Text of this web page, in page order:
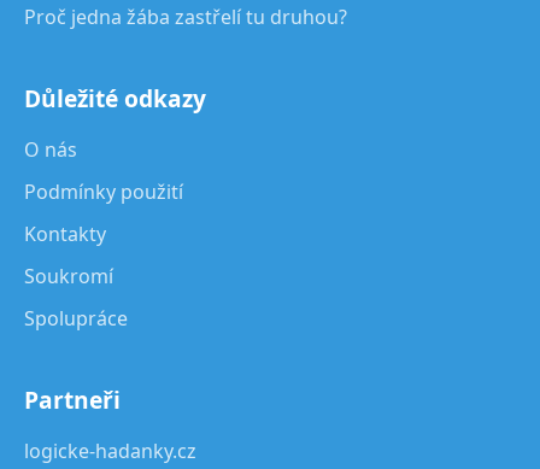
Proč jedna žába zastřelí tu druhou?
Důležité odkazy
O nás
Podmínky použití
Kontakty
Soukromí
Spolupráce
Partneři
logicke-hadanky.cz